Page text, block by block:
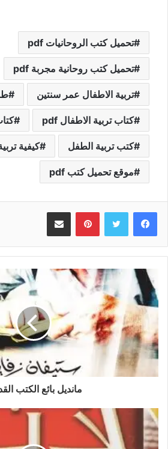
تحميل كتب الروحانيات pdf
تحميل كتب روحانية مجربة pdf
تربية الاطفال عمر سنتين
كتاب تربية الاطفال pdf
كتب تربية الطفل كيفية
موقع تحميل كتب pdf
بينتيريست
مانديل بائع الكتب